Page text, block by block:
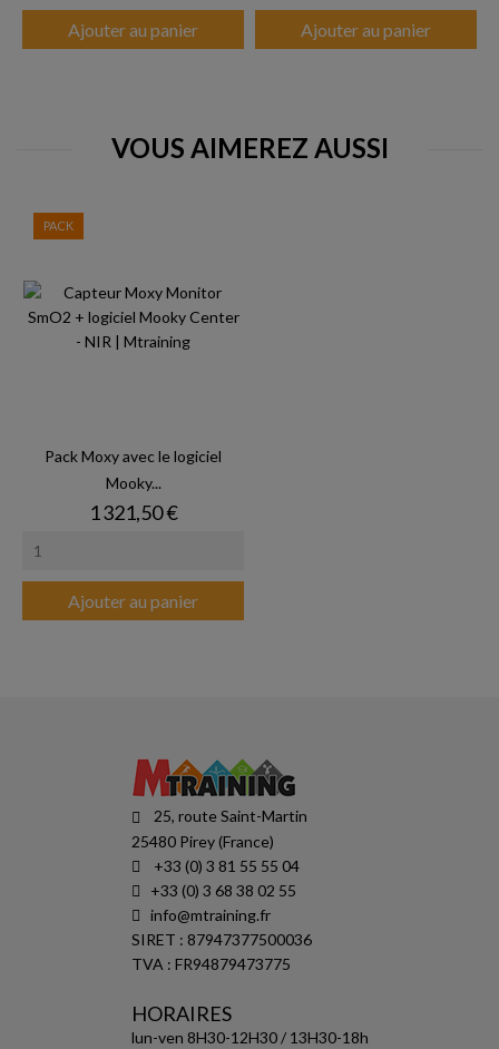
Ajouter au panier Ajouter au panier
VOUS AIMEREZ AUSSI
Pack Moxy avec le logiciel
Mooky...
Prix
1 321,50 €
Ajouter au panier
PACK
25, route Saint-Martin
25480 Pirey (France)
+33 (0) 3 81 55 55 04
+33 (0) 3 68 38 02 55
info@mtraining.fr
SIRET : 87947377500036
TVA : FR94879473775
HORAIRES
lun-ven 8H30-12H30 / 13H30-18h